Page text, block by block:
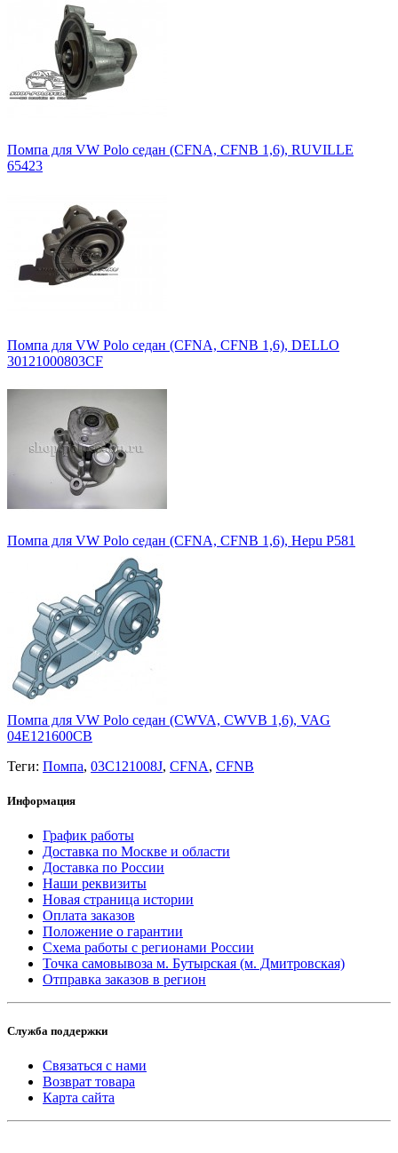
Помпа для VW Polo седан (CFNA, CFNB 1,6), RUVILLE
65423
Помпа для VW Polo седан (CFNA, CFNB 1,6), DELLO
30121000803CF
Помпа для VW Polo седан (CFNA, CFNB 1,6), Hepu P581
Помпа для VW Polo седан (CWVA, CWVB 1,6), VAG
04E121600CB
Теги: Помпа, 03C121008J, CFNA, CFNB
Информация
График работы
Доставка по Москве и области
Доставка по России
Наши реквизиты
Новая страница истории
Оплата заказов
Положение о гарантии
Схема работы с регионами России
Точка самовывоза м. Бутырская (м. Дмитровская)
Отправка заказов в регион
Служба поддержки
Связаться с нами
Возврат товара
Карта сайта